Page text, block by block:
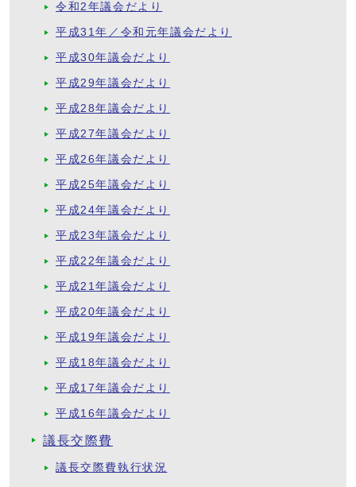
令和2年議会だより
平成31年／令和元年議会だより
平成30年議会だより
平成29年議会だより
平成28年議会だより
平成27年議会だより
平成26年議会だより
平成25年議会だより
平成24年議会だより
平成23年議会だより
平成22年議会だより
平成21年議会だより
平成20年議会だより
平成19年議会だより
平成18年議会だより
平成17年議会だより
平成16年議会だより
議長交際費
議長交際費執行状況